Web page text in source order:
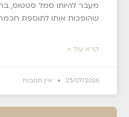
מעבר להיותו סמל סטטוס,
שהופכות אותו לתוספת
קרא עוד »
25/07/2026 אין תגובות